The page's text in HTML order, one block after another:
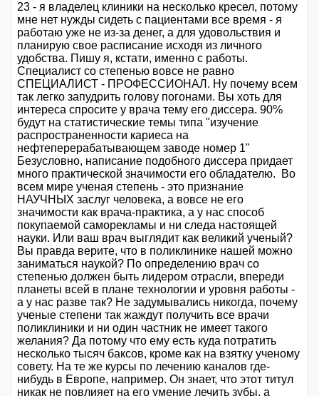
23 - я владелец клиники на несколько кресел, потому
мне нет нужды сидеть с пациентами все время - я
работаю уже не из-за денег, а для удовольствия и
планирую свое расписание исходя из личного
удобства. Пишу я, кстати, именно с работы.
Специалист со степенью вовсе не равно
СПЕЦИАЛИСТ - ПРОФЕССИОНАЛ. Ну почему всем
так легко запудрить голову погонами. Вы хоть для
интереса спросите у врача тему его диссера. 90%
будут на статистические темы типа "изучение
распространенности кариеса на
нефтеперерабатывающем заводе номер 1"
Безусловно, написание подобного диссера придает
много практической значимости его обладателю. Во
всем мире ученая степень - это признание
НАУЧНЫХ заслуг человека, а вовсе не его
значимости как врача-практика, а у нас способ
покупаемой саморекламы и ни следа настоящей
науки. Или ваш врач выглядит как великий ученый?
Вы правда верите, что в поликлинике нашей можно
заниматься наукой? По определению врач со
степенью должен быть лидером отрасли, впереди
планеты всей в плане технологии и уровня работы -
а у нас разве так? Не задумывались никогда, почему
ученые степени так жаждут получить все врачи
поликлиники и ни один частник не имеет такого
желания? Да потому что ему есть куда потратить
несколько тысяч баксов, кроме как на взятку ученому
совету. На те же курсы по лечению каналов где-
нибудь в Европе, например. Он знает, что этот титул
никак не повлияет на его умение лечить зубы, а